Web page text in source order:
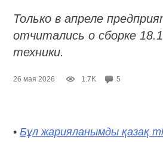
Только в апреле
отчитались о сборке
техники.
26 мая 2026 1.7K 5
•Бұл жарияланымды қазақ